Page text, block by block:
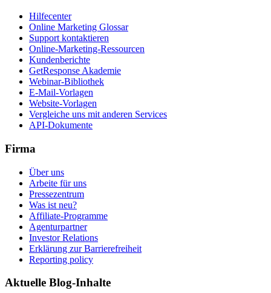
Hilfecenter
Online Marketing Glossar
Support kontaktieren
Online-Marketing-Ressourcen
Kundenberichte
GetResponse Akademie
Webinar-Bibliothek
E-Mail-Vorlagen
Website-Vorlagen
Vergleiche uns mit anderen Services
API-Dokumente
Firma
Über uns
Arbeite für uns
Pressezentrum
Was ist neu?
Affiliate-Programme
Agenturpartner
Investor Relations
Erklärung zur Barrierefreiheit
Reporting policy
Aktuelle Blog-Inhalte